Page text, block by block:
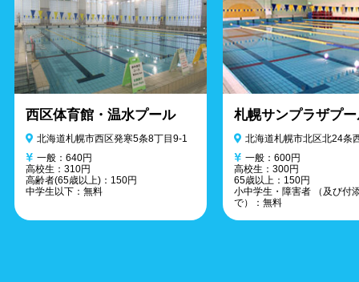
西区体育館・温水プール
北海道札幌市西区発寒5条8丁目9-1
一般：640円
高校生：310円
高齢者(65歳以上)：150円
中学生以下：無料
札幌サンプラザプ
北海道札幌市北区北24条
一般：600円
高校生：300円
65歳以上：150円
小中学生・障害者 （及び付
で）：無料